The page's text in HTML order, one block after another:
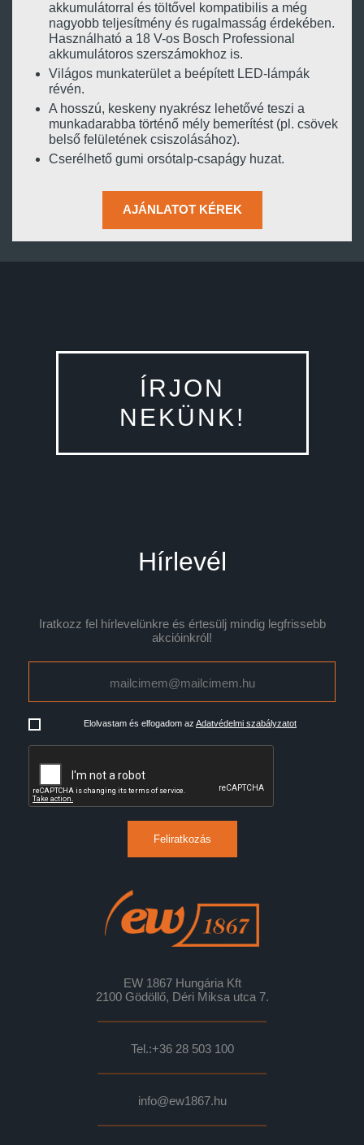
akkumulátorral és töltővel kompatibilis a még
nagyobb teljesítmény és rugalmasság érdekében.
Használható a 18 V-os Bosch Professional
akkumulátoros szerszámokhoz is.
Világos munkaterület a beépített LED-lámpák
révén.
A hosszú, keskeny nyakrész lehetővé teszi a
munkadarabba történő mély bemerítést (pl. csövek
belső felületének csiszolásához).
Cserélhető gumi orsótalp-csapágy huzat.
AJÁNLATOT KÉREK
ÍRJON
NEKÜNK!
Hírlevél
Iratkozz fel hírlevelünkre és értesülj mindig legfrissebb
akcióinkról!
Elolvastam és elfogadom az Adatvédelmi szabályzatot
Feliratkozás
EW 1867 Hungária Kft
2100 Gödöllő, Déri Miksa utca 7.
Tel.:+36 28 503 100
info@ew1867.hu